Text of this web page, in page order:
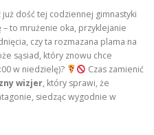
już dość tej codziennej gimnastyki
– to mrużenie oka, przyklejanie
czy ta rozmazana plama na
sąsiad, który znowu chce
w niedzielę)?
Czas zamienić
wizjer, który sprawi, że
siedząc wygodnie w